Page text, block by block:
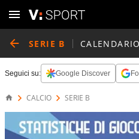
SERIE B CALENDARIO
Seguici su: Google Discover
CALCIO SERIE B